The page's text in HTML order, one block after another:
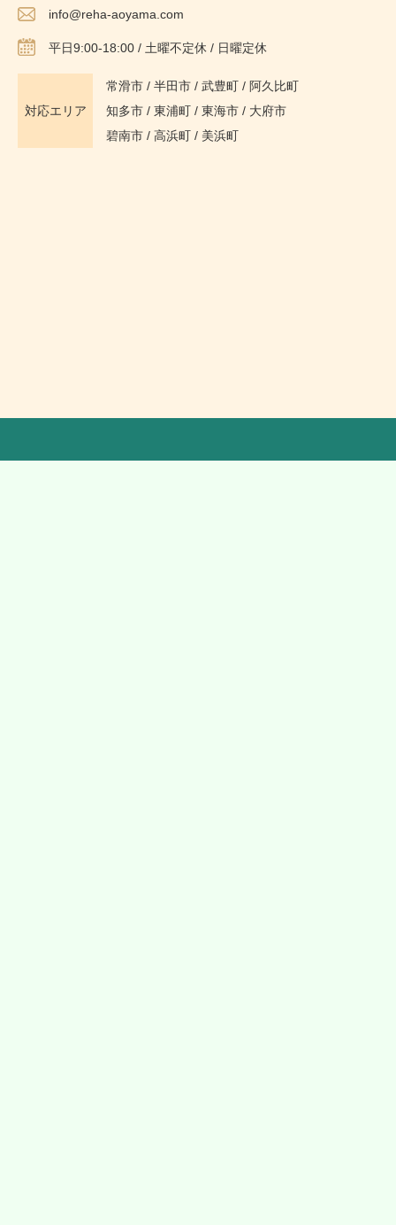
info@reha-aoyama.com
平日9:00-18:00 / 土曜不定休 / 日曜定休
対応エリア
常滑市 / 半田市 / 武豊町 / 阿久比町
知多市 / 東浦町 / 東海市 / 大府市
碧南市 / 高浜町 / 美浜町